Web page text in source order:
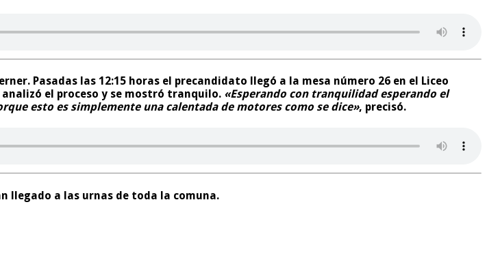
Pasadas las 12:15 horas el precandidato llegó a la mesa número 26 en el Liceo
analizó el proceso y se mostró tranquilo. «Esperando con tranquilidad esperando el
esto es simplemente una calentada de motores como se dice», precisó.
llegado a las urnas de toda la comuna.